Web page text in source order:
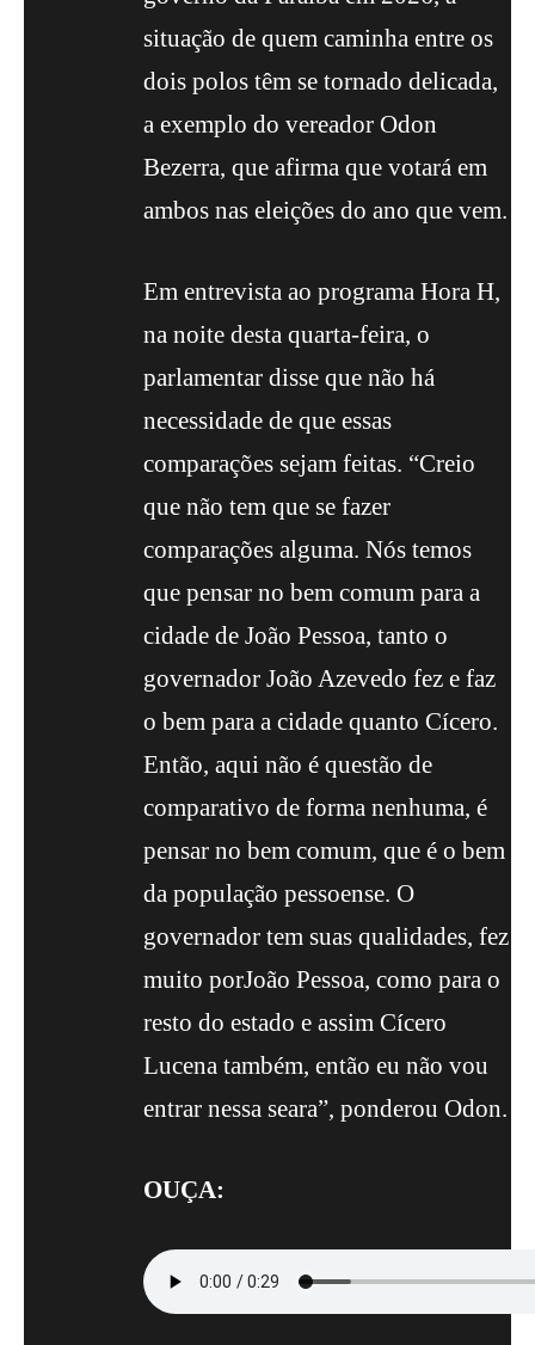
situação de quem caminha entre os
dois polos têm se tornado delicada,
a exemplo do vereador Odon
Bezerra, que afirma que votará em
ambos nas eleições do ano que vem.
Em entrevista ao programa Hora H,
na noite desta quarta-feira, o
parlamentar disse que não há
necessidade de que essas
comparações sejam feitas. “Creio
que não tem que se fazer
comparações alguma. Nós temos
que pensar no bem comum para a
cidade de João Pessoa, tanto o
governador João Azevedo fez e faz
o bem para a cidade quanto Cícero.
Então, aqui não é questão de
comparativo de forma nenhuma, é
pensar no bem comum, que é o bem
da população pessoense. O
governador tem suas qualidades, fez
muito porJoão Pessoa, como para o
resto do estado e assim Cícero
Lucena também, então eu não vou
entrar nessa seara”, ponderou Odon.
OUÇA: